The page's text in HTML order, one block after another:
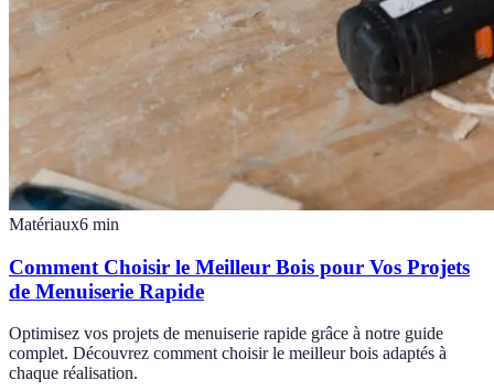
Matériaux6 min
Comment Choisir le Meilleur Bois pour Vos Projets
de Menuiserie Rapide
Optimisez vos projets de menuiserie rapide grâce à notre guide
complet. Découvrez comment choisir le meilleur bois adaptés à
chaque réalisation.